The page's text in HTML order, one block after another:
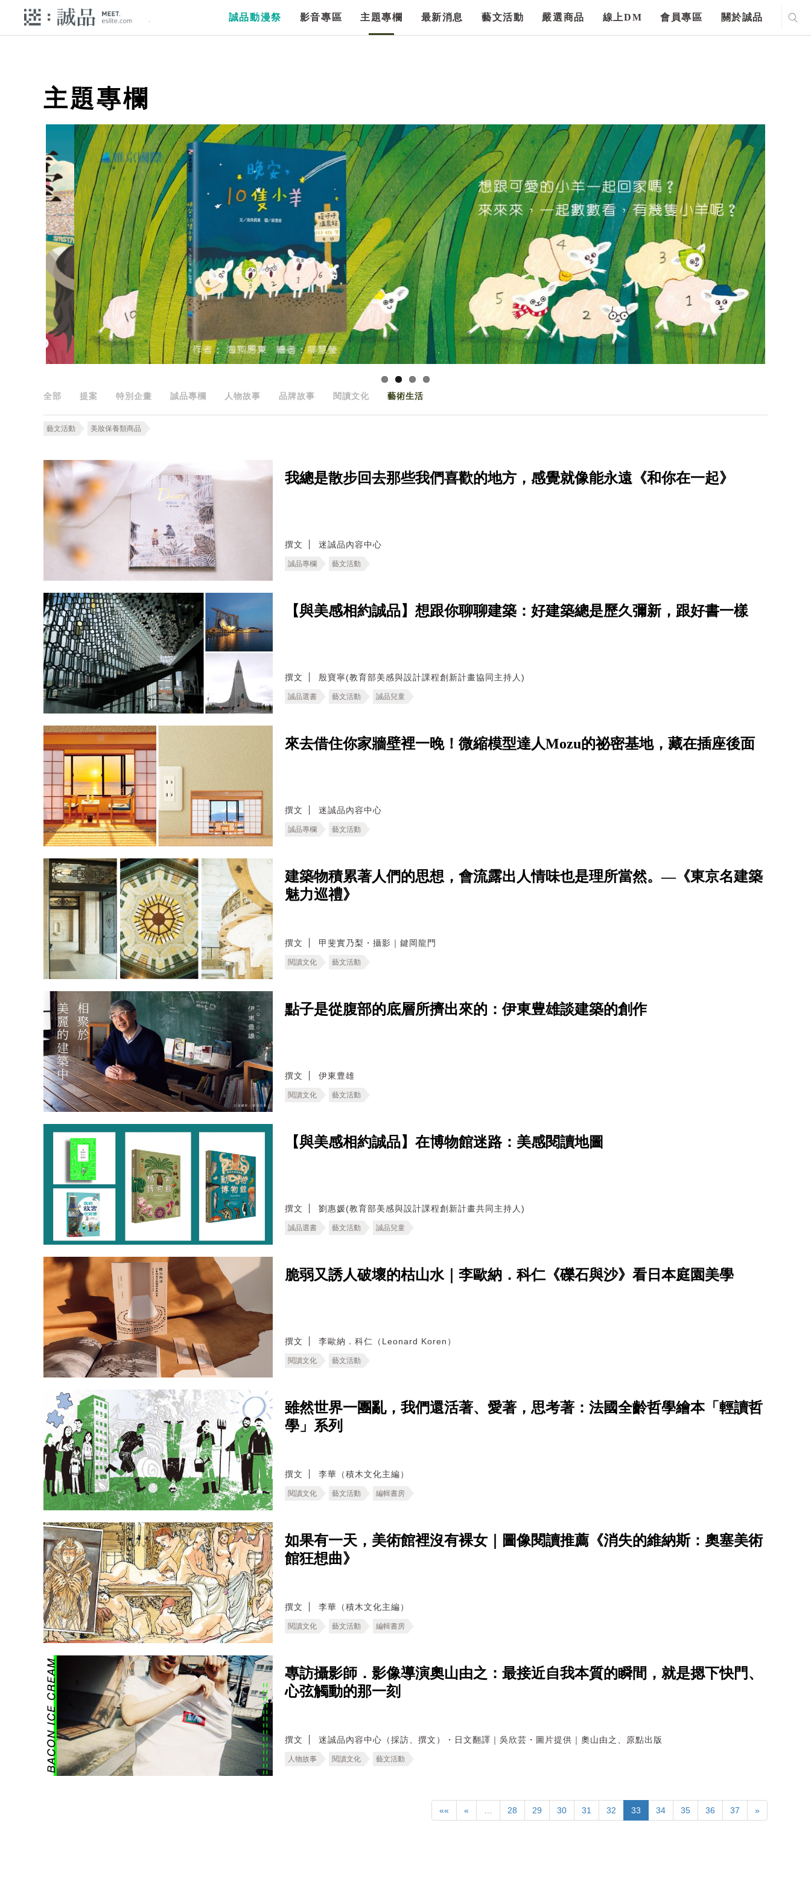
誠品動漫祭 影音專區 主題專欄 最新消息 藝文活動 嚴選商品 線上DM 會員專區 關於誠品
主題專欄
全部 提案 特別企畫 誠品專欄 人物故事 品牌故事 閱讀文化 藝術生活
藝文活動 美妝保養類商品
我總是散步回去那些我們喜歡的地方，感覺就像能永遠《和你在一起》
撰文 迷誠品內容中心
誠品專欄 藝文活動
【與美感相約誠品】想跟你聊聊建築：好建築總是歷久彌新，跟好書一樣
撰文 殷寶寧(教育部美感與設計課程創新計畫協同主持人)
誠品選書 藝文活動 誠品兒童
來去借住你家牆壁裡一晚！微縮模型達人Mozu的祕密基地，藏在插座後面
撰文 迷誠品內容中心
誠品專欄 藝文活動
建築物積累著人們的思想，會流露出人情味也是理所當然。—《東京名建築
魅力巡禮》
撰文 甲斐實乃梨・攝影｜鍵岡龍門
閱讀文化 藝文活動
點子是從腹部的底層所擠出來的：伊東豊雄談建築的創作
撰文 伊東豊雄
閱讀文化 藝文活動
【與美感相約誠品】在博物館迷路：美感閱讀地圖
撰文 劉惠媛(教育部美感與設計課程創新計畫共同主持人)
誠品選書 藝文活動 誠品兒童
脆弱又誘人破壞的枯山水｜李歐納．科仁《礫石與沙》看日本庭園美學
撰文 李歐納．科仁（Leonard Koren）
閱讀文化 藝文活動
雖然世界一團亂，我們還活著、愛著，思考著：法國全齡哲學繪本「輕讀哲
學」系列
撰文 李華（積木文化主編）
閱讀文化 藝文活動 編輯書房
如果有一天，美術館裡沒有裸女｜圖像閱讀推薦《消失的維納斯：奧塞美術
館狂想曲》
撰文 李華（積木文化主編）
閱讀文化 藝文活動 編輯書房
專訪攝影師．影像導演奧山由之：最接近自我本質的瞬間，就是摁下快門、
心弦觸動的那一刻
撰文 迷誠品內容中心（採訪、撰文）・日文翻譯｜吳欣芸・圖片提供｜奧山由之、原點出版
人物故事 閱讀文化 藝文活動
«« « … 28 29 30 31 32 33 34 35 36 37 »